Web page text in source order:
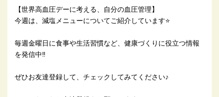
【世界高血圧デーに考える、自分の血圧管理】
今週は、減塩メニューについてご紹介しています⭐
毎週金曜日に食事や生活習慣など、健康づくりに役立つ情報
を発信中‼️
ぜひお友達登録して、チェックしてみてください♪